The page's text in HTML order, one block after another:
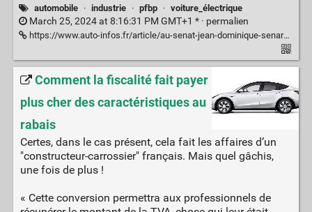
automobile · industrie · pfbp · voiture_électrique
March 25, 2024 at 8:16:31 PM GMT+1 * · permalien
https://www.auto-infos.fr/article/au-senat-jean-dominique-senard-confirme-la-strategie-double-de-renault-sur-l-electrique.281537
Comment la fiscalité fait payer
plus cher des caractéristiques au
rabais
Certes, dans le cas présent, cela fait les affaires d’un
"constructeur-carrossier" français. Mais quel gâchis,
une fois de plus !
« Cette conversion permettra aux professionnels de